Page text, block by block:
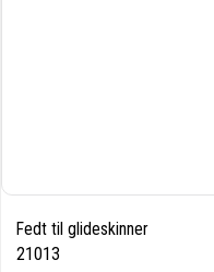
Fedt til glideskinner
21013